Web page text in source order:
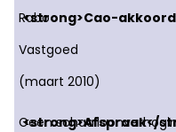
Rabo
Vastgoed
(maart 2010)
Geen